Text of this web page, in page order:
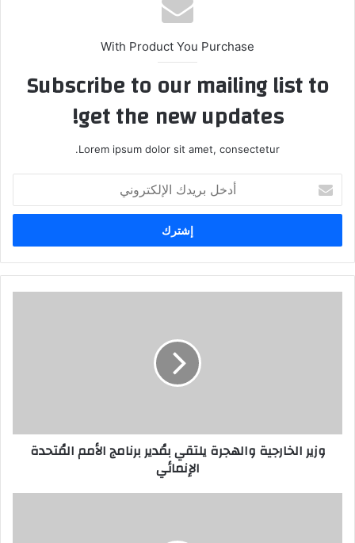
With Product You Purchase
Subscribe to our mailing list to
get the new updates!
Lorem ipsum dolor sit amet, consectetur.
بريدك
الإلكتروني
وزير الخارجية والهجرة يلتقي بمُدير برنامج الأمم المُتحدة
الإنمائي